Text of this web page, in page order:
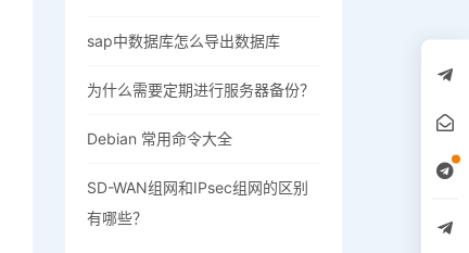
sap中数据库怎么导出数据库
为什么需要定期进行服务器备份？
Debian 常用命令大全
SD-WAN组网和IPsec组网的区别
有哪些？